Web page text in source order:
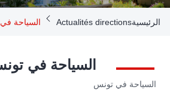
Breadcrumb
الرئيسيةActualités directions السياحة
السياحة في
السياحة في تونس